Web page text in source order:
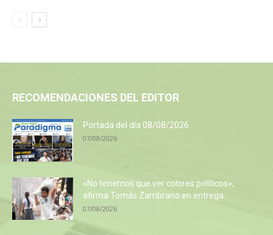
RECOMENDACIONES DEL EDITOR
Portada del día 08/08/2026
07/08/2026
«No tenemos que ver colores políticos»,
afirma Tomás Zambrano en entrega...
07/08/2026